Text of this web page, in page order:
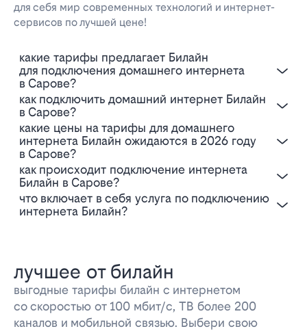
для себя мир современных технологий и интернет-
сервисов по лучшей цене!
Какие тарифы предлагает Билайн
для подключения домашнего интернета
в Сарове?
Как подключить домашний интернет Билайн
в Сарове?
Какие цены на тарифы для домашнего
интернета Билайн ожидаются в 2026 году
в Сарове?
Как происходит подключение интернета
Билайн в Сарове?
Что включает в себя услуга по подключению
интернета Билайн?
лучшее от билайн
выгодные тарифы билайн с интернетом
со скоростью от 100 мбит/с, ТВ более 200
каналов и мобильной связью. Выбери свою